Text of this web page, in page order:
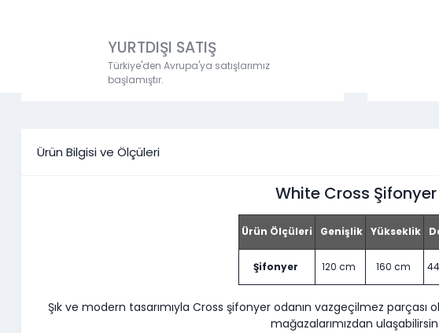
YURTDIŞI SATIŞ
Türkiye'den Avrupa'ya satışlarımız
başlamıştır.
Ürün Bilgisi ve Ölçüleri
White Cross Şifonyer
Ürün Ölçüleri Genişlik Yükseklik
Şifonyer 120 cm 160 cm
Şık ve modern tasarımıyla Cross şifonyer odanın vazgeçilmez
mağazalarımızdan ulaşabilirsin.